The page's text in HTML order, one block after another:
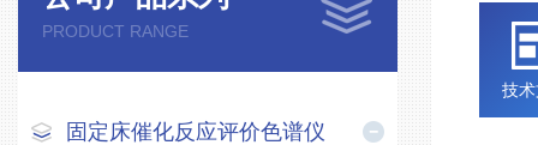
PRODUCT RANGE
固定床催化反应评价色谱仪
技